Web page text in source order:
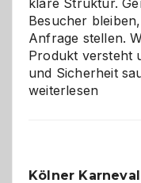
klare Struktur.
Besucher
Anfrage stellen.
Produkt versteht
und Sicherheit
weiterlesen
Kölner